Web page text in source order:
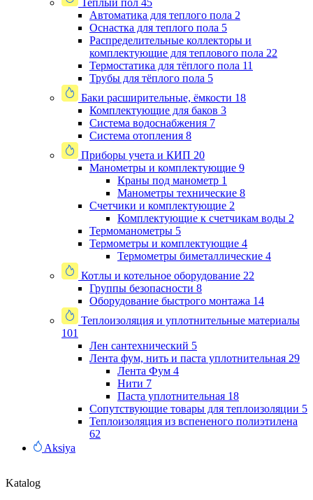
Теплый пол 45
Автоматика для теплого пола 2
Оснастка для теплого пола 5
Распределительные коллекторы и
комплектующие для теплового пола 22
Термостатика для тёплого пола 11
Трубы для тёплого пола 5
Баки расширительные, ёмкости 18
Комплектующие для баков 3
Система водоснабжения 7
Система отопления 8
Приборы учета и КИП 20
Манометры и комплектующие 9
Краны под манометр 1
Манометры технические 8
Счетчики и комплектующие 2
Комплектующие к счетчикам воды 2
Термоманометры 5
Термометры и комплектующие 4
Термометры биметаллические 4
Котлы и котельное оборудование 22
Группы безопасности 8
Оборудование быстрого монтажа 14
Теплоизоляция и уплотнительные материалы
101
Лен сантехнический 5
Лента фум, нить и паста уплотнительная 29
Лента Фум 4
Нити 7
Паста уплотнительная 18
Сопутствующие товары для теплоизоляции 5
Теплоизоляция из вспененого полиэтилена
62
Aksiya
Katalog